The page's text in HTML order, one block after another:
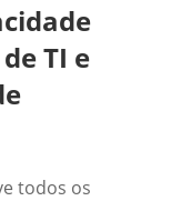
TI e
todos os